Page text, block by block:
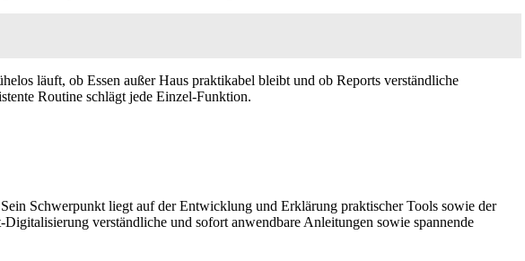
läuft, ob Essen außer Haus praktikabel bleibt und ob Reports verständliche
Routine schlägt jede Einzel-Funktion.
Schwerpunkt liegt auf der Entwicklung und Erklärung praktischer Tools sowie der
verständliche und sofort anwendbare Anleitungen sowie spannende